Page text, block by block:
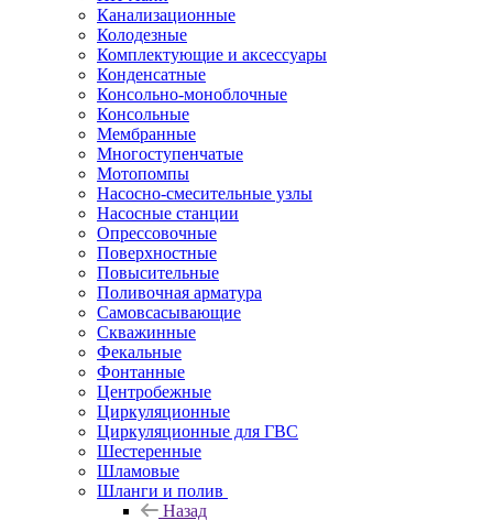
Канализационные
Колодезные
Комплектующие и аксессуары
Конденсатные
Консольно-моноблочные
Консольные
Мембранные
Многоступенчатые
Мотопомпы
Насосно-смесительные узлы
Насосные станции
Опрессовочные
Поверхностные
Повысительные
Поливочная арматура
Самовсасывающие
Скважинные
Фекальные
Фонтанные
Центробежные
Циркуляционные
Циркуляционные для ГВС
Шестеренные
Шламовые
Шланги и полив
Назад